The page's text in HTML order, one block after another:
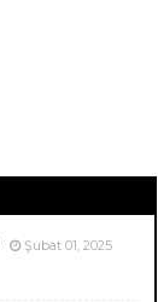
Şubat 01, 2025